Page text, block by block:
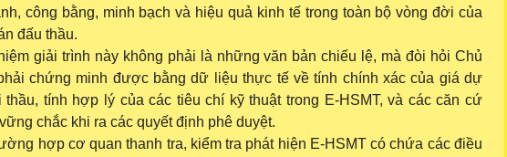
công bằng, minh bạch và hiệu quả kinh tế trong toàn bộ vòng đời của
đấu thầu.
giải trình này không phải là những văn bản chiếu lệ, mà đòi hỏi Chủ
chứng minh được bằng dữ liệu thực tế về tính chính xác của giá dự
thầu, tính hợp lý của các tiêu chí kỹ thuật trong E-HSMT, và các căn cứ
chắc khi ra các quyết định phê duyệt.
hợp cơ quan thanh tra, kiểm tra phát hiện E-HSMT có chứa các điều